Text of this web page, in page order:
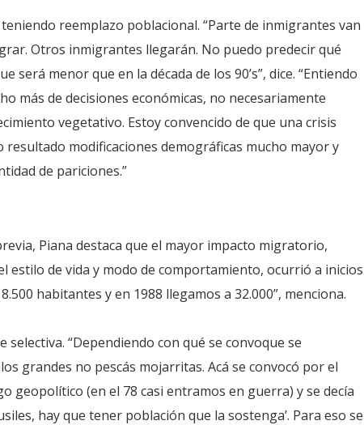
reemplazo poblacional. “Parte de inmigrantes van
Otros inmigrantes llegarán. No puedo predecir qué
menor que en la década de los 90’s”, dice. “Entiendo
más de decisiones económicas, no necesariamente
vegetativo. Estoy convencido de que una crisis
modificaciones demográficas mucho mayor y
de pariciones.”
Piana destaca que el mayor impacto migratorio,
estilo de vida y modo de comportamiento, ocurrió a inicios
habitantes y en 1988 llegamos a 32.000”, menciona.
“Dependiendo con qué se convoque se
grandes no pescás mojarritas. Acá se convocó por el
geopolítico (en el 78 casi entramos en guerra) y se decía
hay que tener población que la sostenga’. Para eso se